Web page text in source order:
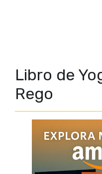
Libro de
Rego